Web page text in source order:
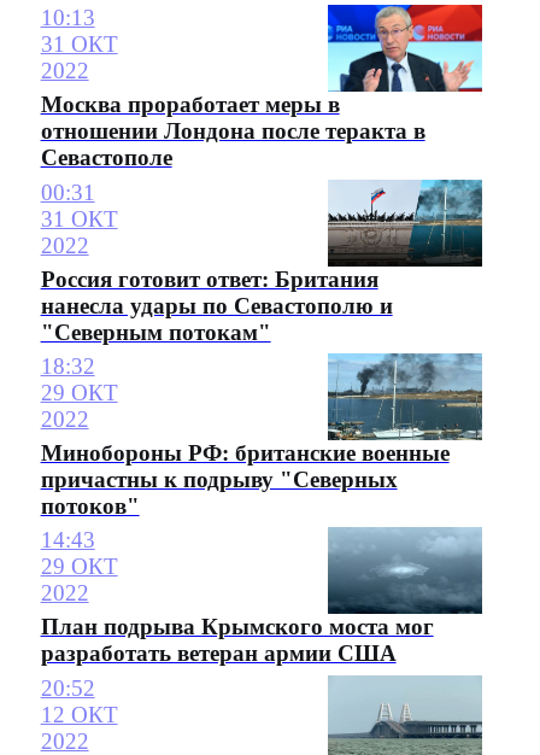
10:13
31 ОКТ
2022
Москва проработает меры в
отношении Лондона после теракта в
Севастополе
00:31
31 ОКТ
2022
Россия готовит ответ: Британия
нанесла удары по Севастополю и
"Северным потокам"
18:32
29 ОКТ
2022
Минобороны РФ: британские военные
причастны к подрыву "Северных
потоков"
14:43
29 ОКТ
2022
План подрыва Крымского моста мог
разработать ветеран армии США
20:52
12 ОКТ
2022